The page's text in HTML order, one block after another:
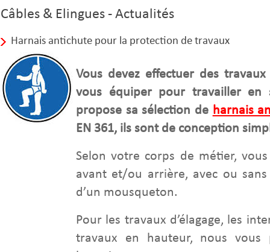
Câbles & Elingues - Actualités
Harnais antichute pour la protection de travaux
Vous devez effectuer des
vous équiper pour travailler en
propose sa sélection de harnais
EN 361, ils sont de conception
Selon votre corps de métier,
avant et/ou arrière, avec ou
d’un mousqueton.
Pour les travaux d’élagage, les
travaux en hauteur, nous